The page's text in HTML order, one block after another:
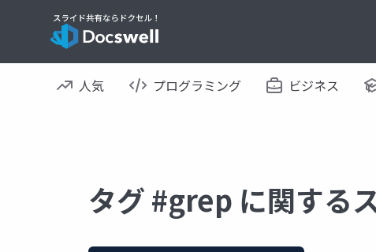
人気 プログラミング ビジネス
タグ #grep に関する